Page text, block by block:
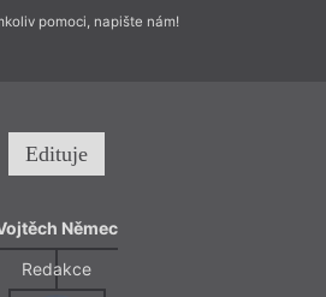
pomoci, napište nám!
Edituje
Němec
Redakce